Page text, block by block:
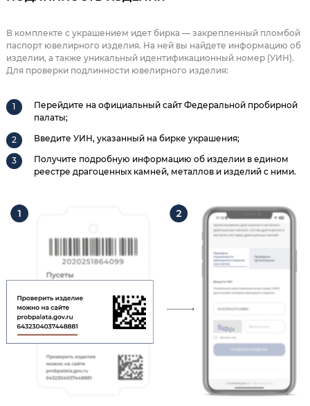
В комплекте с украшением идет бирка — закрепленный пломбой
паспорт ювелирного изделия. На ней вы найдете информацию об
изделии, а также уникальный идентификационный номер (УИН).
Для проверки подлинности ювелирного изделия:
Перейдите на официальный сайт Федеральной пробирной
палаты;
Введите УИН, указанный на бирке украшения;
Получите подробную информацию об изделии в едином
реестре драгоценных камней, металлов и изделий с ними.